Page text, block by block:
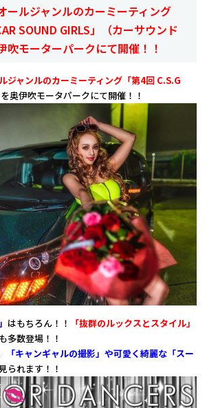
ールジャンルのカーミーティング
SOUND GIRLS」（カーサウンド
吹モーターパークにて開催！！
ジャンルのカーミーティング「第4回 C.S.G
を奥伊吹モータパークにて開催！！
はもちろん！！
「抜群のルックスとスタイル」
も多数登場！！
「キャンギャルの撮影」や可愛く綺麗な「スー
られます！！